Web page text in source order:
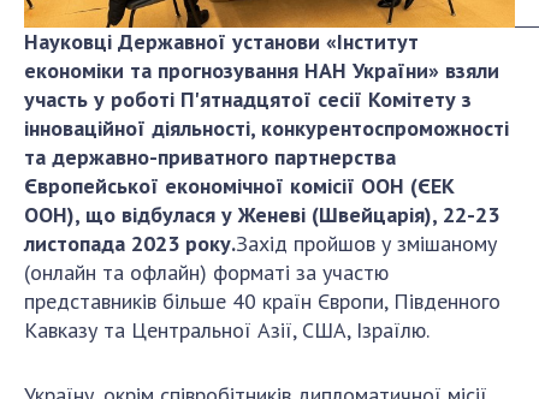
ДІЯЛЬНІСТЬ
Засідання Президії НАН України
Сесії Загальних зборів НАН України
Річні звіти НАН України
Річні фінансові звіти НАН України
Наукові публікації та видавнича діяльність
Охорона прав інтелектуальної власності та
трансфер технологій в наукових установах
Наукові об'єкти, що становлять національне
Центри колективного користування
Науковці Державної установи «Інститут
економіки та прогнозування НАН України» взяли
участь у роботі П'ятнадцятої сесії Комітету з
інноваційної діяльності, конкурентоспроможності
та державно-приватного партнерства
Європейської економічної комісії ООН (ЄЕК
ООН), що відбулася у Женеві (Швейцарія), 22-23
листопада 2023 року.Захід пройшов у змішаному
(онлайн та офлайн) форматі за участю
представників більше 40 країн Європи, Південного
Кавказу та Центральної Азії, США, Ізраїлю.